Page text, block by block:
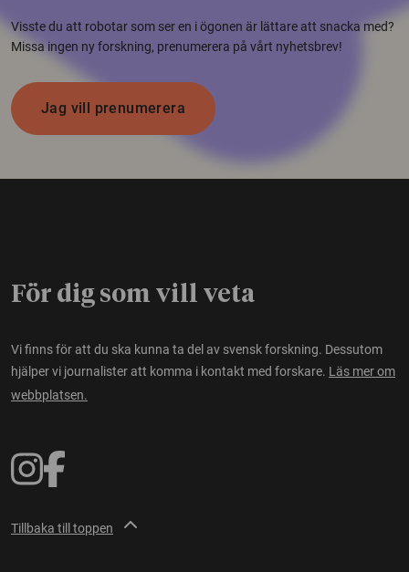
Visste du att robotar som ser en i ögonen är lättare att snacka med?
Missa ingen ny forskning, prenumerera på vårt nyhetsbrev!
Jag vill prenumerera
För dig som vill veta
Vi finns för att du ska kunna ta del av svensk forskning. Dessutom
hjälper vi journalister att komma i kontakt med forskare. Läs mer om
webbplatsen.
Tillbaka till toppen